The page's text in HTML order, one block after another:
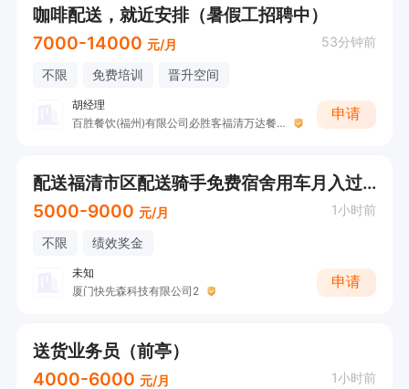
咖啡配送，就近安排（暑假工招聘中）
7000-14000 元/月 53分钟前
不限 免费培训 晋升空间
胡经理
百胜餐饮(福州)有限公司必胜客福清万达餐厅
申请
配送福清市区配送骑手免费宿舍用车月入过万
5000-9000 元/月 1小时前
不限 绩效奖金
未知
厦门快先森科技有限公司2
申请
送货业务员（前亭）
4000-6000 元/月 1小时前